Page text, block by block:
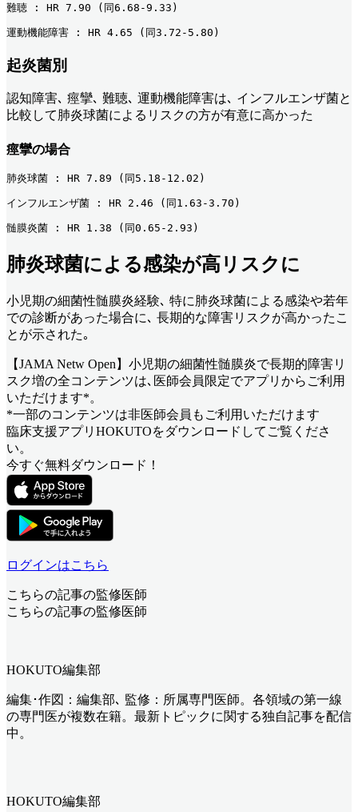
難聴 : HR 7.90 (同6.68-9.33)
運動機能障害 : HR 4.65 (同3.72-5.80)
起炎菌別
認知障害､ 痙攣､ 難聴､ 運動機能障害は､ インフルエンザ菌と
比較して肺炎球菌によるリスクの方が有意に高かった
痙攣の場合
肺炎球菌 : HR 7.89 (同5.18-12.02)
インフルエンザ菌 : HR 2.46 (同1.63-3.70)
髄膜炎菌 : HR 1.38 (同0.65-2.93)
肺炎球菌による感染が高リスクに
小児期の細菌性髄膜炎経験､ 特に肺炎球菌による感染や若年
での診断があった場合に､ 長期的な障害リスクが高かったこ
とが示された｡
【JAMA Netw Open】小児期の細菌性髄膜炎で長期的障害リ
スク増の全コンテンツは､医師会員限定でアプリからご利用
いただけます*。
*一部のコンテンツは非医師会員もご利用いただけます
臨床支援アプリHOKUTOをダウンロードしてご覧くださ
い。
今すぐ無料ダウンロード！
ログインはこちら
こちらの記事の監修医師
こちらの記事の監修医師
HOKUTO編集部
編集･作図：編集部､ 監修：所属専門医師。各領域の第一線
の専門医が複数在籍。最新トピックに関する独自記事を配信
中。
HOKUTO編集部